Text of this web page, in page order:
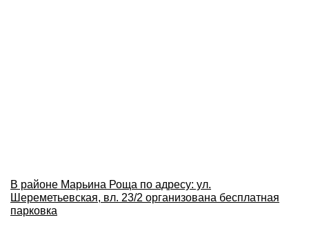
В районе Марьина Роща по адресу: ул.
Шереметьевская, вл. 23/2 организована бесплатная
парковка